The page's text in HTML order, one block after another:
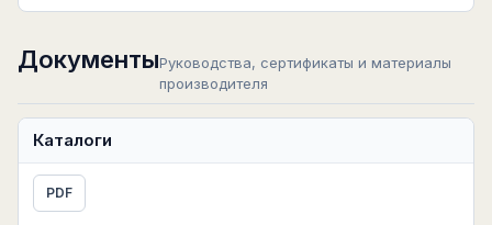
ДокументыРуководства, сертификаты и материалы
производителя
Каталоги
PDF